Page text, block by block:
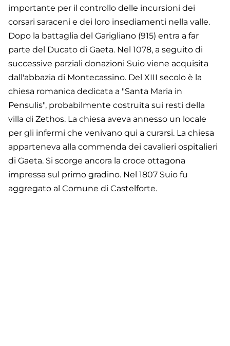
importante per il controllo delle incursioni dei
corsari saraceni e dei loro insediamenti nella valle.
Dopo la battaglia del Garigliano (915) entra a far
parte del Ducato di Gaeta. Nel 1078, a seguito di
successive parziali donazioni Suio viene acquisita
dall'abbazia di Montecassino. Del XIII secolo è la
chiesa romanica dedicata a "Santa Maria in
Pensulis", probabilmente costruita sui resti della
villa di Zethos. La chiesa aveva annesso un locale
per gli infermi che venivano qui a curarsi. La chiesa
apparteneva alla commenda dei cavalieri ospitalieri
di Gaeta. Si scorge ancora la croce ottagona
impressa sul primo gradino. Nel 1807 Suio fu
aggregato al Comune di Castelforte.